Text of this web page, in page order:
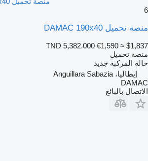
6
منصة تحميل DAMAC 190x40
TND 5,382.000 €1,590 ≈ $1,837
منصة تحميل
حالة المركبة جديد
إيطاليا، Anguillara Sabazia
DAMAC
الاتصال بالبائع